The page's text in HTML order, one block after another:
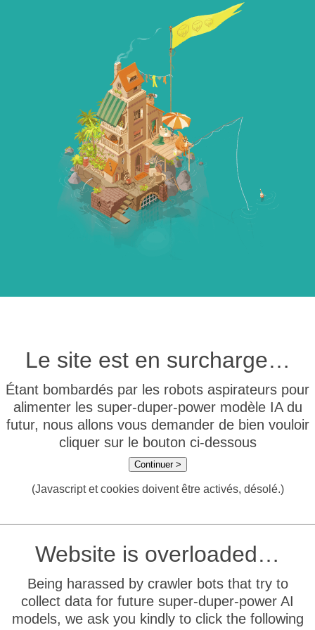
Le site est en surcharge…
Étant bombardés par les robots aspirateurs pour
alimenter les super-duper-power modèle IA du
futur, nous allons vous demander de bien vouloir
cliquer sur le bouton ci-dessous
Continuer >
(Javascript et cookies doivent être activés, désolé.)
Website is overloaded…
Being harassed by crawler bots that try to
collect data for future super-duper-power AI
models, we ask you kindly to click the following